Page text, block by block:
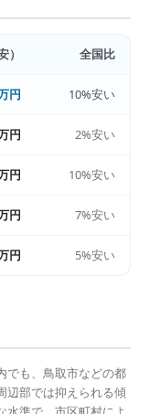
） 全国比
円 10%安い
円 2%安い
円 10%安い
円 7%安い
円 5%安い
も、 鳥取市などの都
辺部では抑えられる傾